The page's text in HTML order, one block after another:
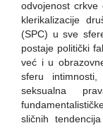
odvojenost
klerikalizacije
(SPC) u sve
postaje politički
već i u
sferu
seksualna
sličnih